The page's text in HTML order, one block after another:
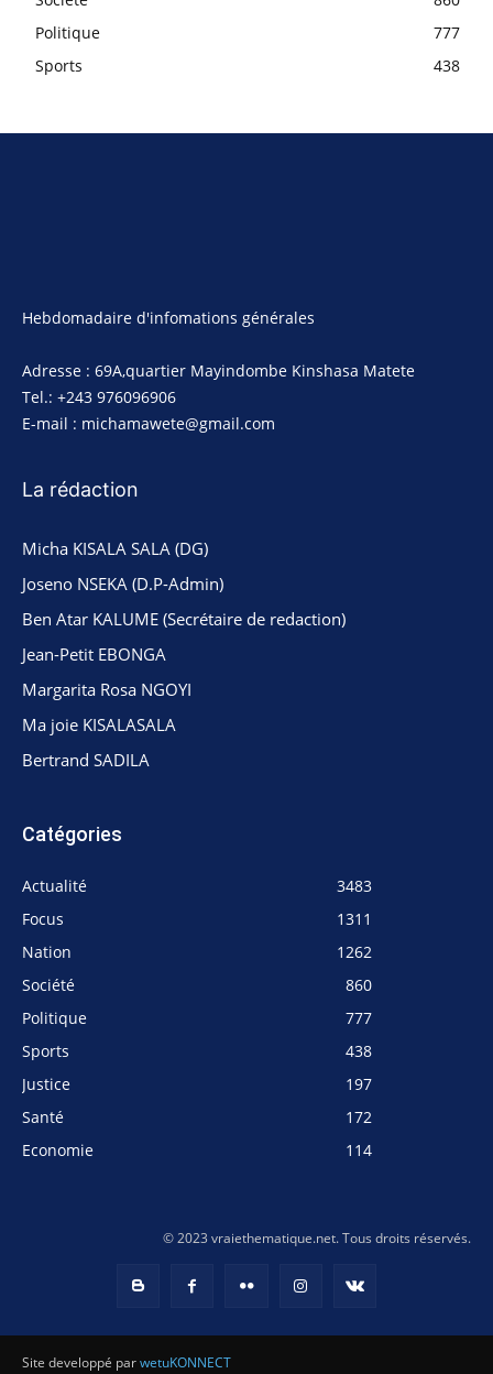
Politique
777
Sports
438
Hebdomadaire d'infomations générales
Adresse : 69A,quartier Mayindombe Kinshasa Matete
Tel.: +243 976096906
E-mail : michamawete@gmail.com
La rédaction
Micha KISALA SALA (DG)
Joseno NSEKA (D.P-Admin)
Ben Atar KALUME (Secrétaire de redaction)
Jean-Petit EBONGA
Margarita Rosa NGOYI
Ma joie KISALASALA
Bertrand SADILA
Catégories
Actualité
3483
Focus
1311
Nation
1262
Société
860
Politique
777
Sports
438
Justice
197
Santé
172
Economie
114
© 2023 vraiethematique.net. Tous droits réservés.
Site developpé parwetuKONNECT